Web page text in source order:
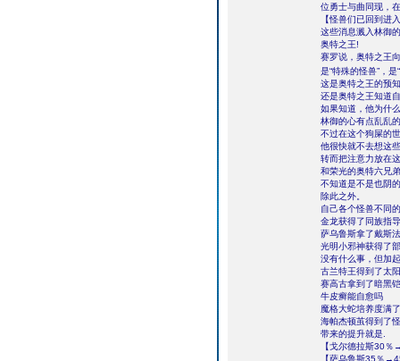
位勇士与曲同现，
【怪兽们已回到进
这些消息溅入林御
奥特之王!
赛罗说，奥特之王
是“特殊的怪兽”，
这是奥特之王的预
还是奥特之王知道
如果知道，他为什
林御的心有点乱乱
不过在这个狗屎的
他很快就不去想这
转而把注意力放在
和荣光的奥特六兄
不知道是不是也阴
除此之外。
自己各个怪兽不同
金龙获得了同族指
萨乌鲁斯拿了戴斯
光明小邪神获得了
没有什么事，但加
古兰特王得到了太
赛高古拿到了暗黑
牛皮癣能自愈吗
魔格大蛇培养度满
海帕杰顿茧得到了
带来的提升就是.
【戈尔德拉斯30
【萨乌鲁斯35％